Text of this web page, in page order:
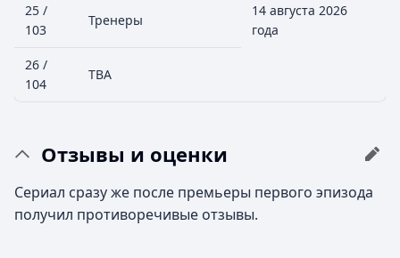
25 /
103
Тренеры
14 августа 2026
года
26 /
104
ТВА
Отзывы и оценки
Сериал сразу же после премьеры первого эпизода
получил противоречивые отзывы.